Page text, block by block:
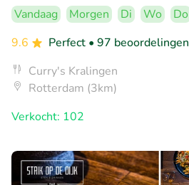
Vandaag Morgen Di Wo Do
9.6
Perfect • 97 beoordelingen
Curry's Kralingen
Rotterdam (3km)
Verkocht: 102